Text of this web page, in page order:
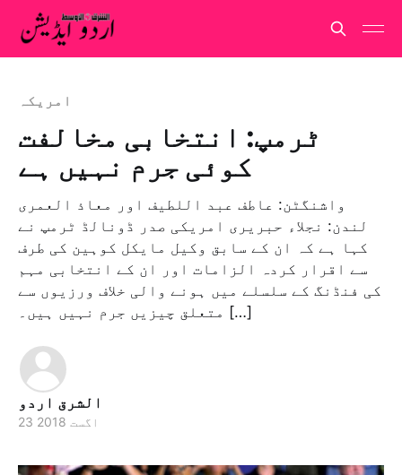
امريكہ
ٹرمپ: انتخابی مخالفت
کوئی جرم نہیں ہے
واشنگٹن: عاطف عبد اللطیف اور معاذ العمری
لندن: نجلاء حبریری امریکی صدر ڈونالڈ ٹرمپ نے
کہا ہے کہ ان کے سابق وکیل مایکل کوہین کی طرف
سے اقرار کردہ الزامات اور ان کے انتخابی مہم
کی فنڈنگ کے سلسلے میں ہونے والی خلاف ورزیوں سے
متعلق چیزیں جرم نہیں ہیں۔ […]
الشرق اردو
23 اگست 2018